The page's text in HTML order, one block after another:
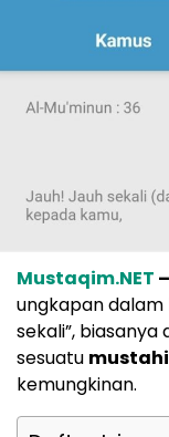
Mustaqim.NET –
ungkapan dalam
sekali”,
sesuatu
kemungkinan.